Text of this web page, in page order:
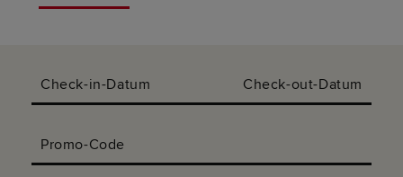
Check-in-Datum Check-out-Datum
Promo-Code